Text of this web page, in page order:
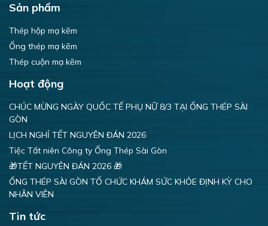
Sản phẩm
Thép hộp mạ kẽm
Ống thép mạ kẽm
Thép cuộn mạ kẽm
Hoạt động
CHÚC MỪNG NGÀY QUỐC TẾ PHỤ NỮ 8/3 TẠI ỐNG THÉP SÀI
GÒN
LỊCH NGHỈ TẾT NGUYÊN ĐÁN 2026
Tiệc Tất niên Công ty Ống Thép Sài Gòn
🎁TẾT NGUYÊN ĐÁN 2026 🎁
ỐNG THÉP SÀI GÒN TỔ CHỨC KHÁM SỨC KHỎE ĐỊNH KỲ CHO
NHÂN VIÊN
Tin tức